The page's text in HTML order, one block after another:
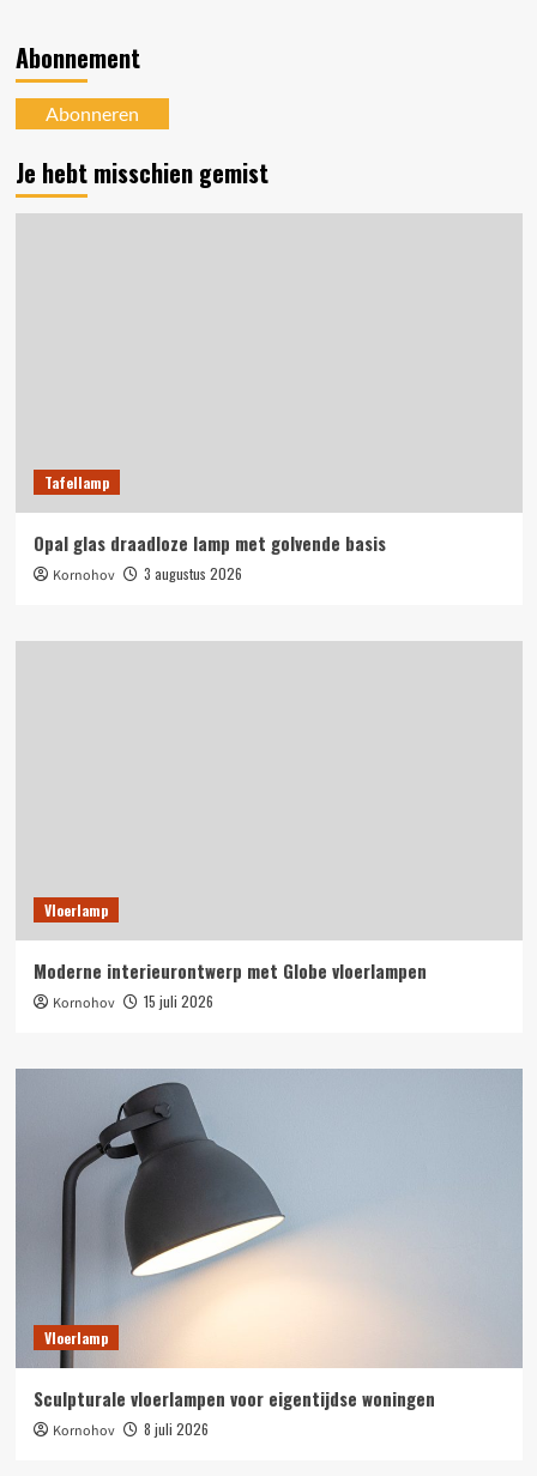
Abonnement
Abonneren
Je hebt misschien gemist
Tafellamp
Opal glas draadloze lamp met golvende basis
Kornohov 3 augustus 2026
Vloerlamp
Moderne interieurontwerp met Globe vloerlampen
Kornohov 15 juli 2026
Vloerlamp
Sculpturale vloerlampen voor eigentijdse woningen
Kornohov 8 juli 2026